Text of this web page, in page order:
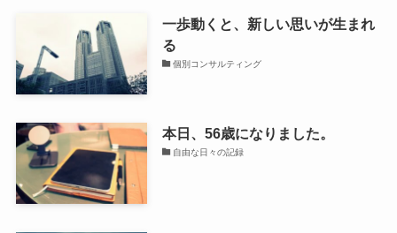
一歩動くと、新しい思いが生まれ
る
個別コンサルティング
本日、56歳になりました。
自由な日々の記録